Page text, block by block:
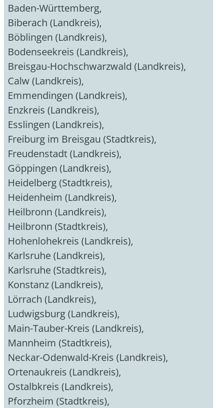
Baden-Württemberg,
Biberach (Landkreis),
Böblingen (Landkreis),
Bodenseekreis (Landkreis),
Breisgau-Hochschwarzwald (Landkreis),
Calw (Landkreis),
Emmendingen (Landkreis),
Enzkreis (Landkreis),
Esslingen (Landkreis),
Freiburg im Breisgau (Stadtkreis),
Freudenstadt (Landkreis),
Göppingen (Landkreis),
Heidelberg (Stadtkreis),
Heidenheim (Landkreis),
Heilbronn (Landkreis),
Heilbronn (Stadtkreis),
Hohenlohekreis (Landkreis),
Karlsruhe (Landkreis),
Karlsruhe (Stadtkreis),
Konstanz (Landkreis),
Lörrach (Landkreis),
Ludwigsburg (Landkreis),
Main-Tauber-Kreis (Landkreis),
Mannheim (Stadtkreis),
Neckar-Odenwald-Kreis (Landkreis),
Ortenaukreis (Landkreis),
Ostalbkreis (Landkreis),
Pforzheim (Stadtkreis),